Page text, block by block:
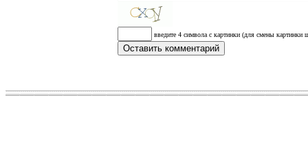
введите 4 символа с картинки (для смены картинки